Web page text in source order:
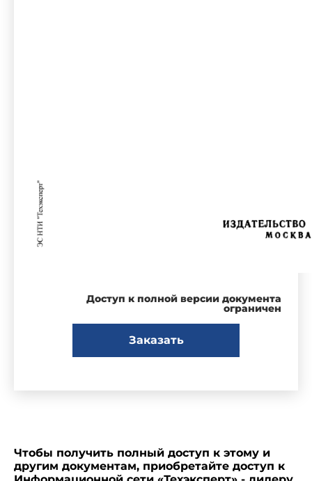
Доступ к полной версии документа
ограничен
Заказать
Чтобы получить полный доступ к этому и
другим документам, приобретайте доступ к